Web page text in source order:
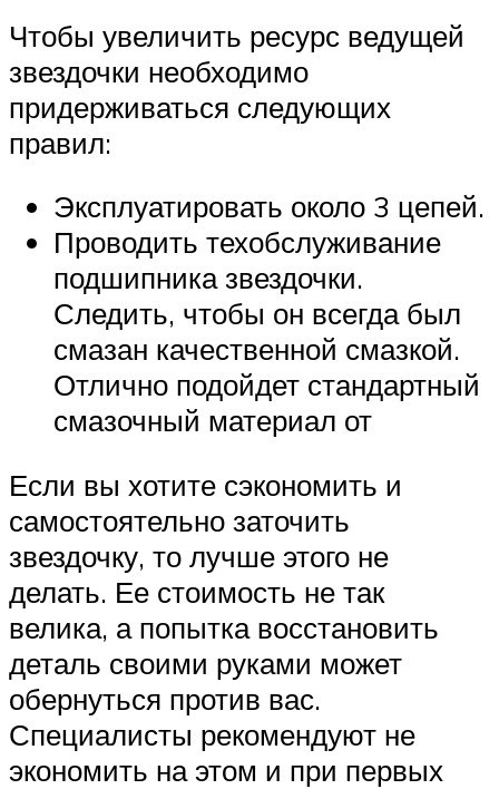
Чтобы увеличить ресурс ведущей
звездочки необходимо
придерживаться следующих
правил:
Эксплуатировать около 3 цепей.
Проводить техобслуживание
подшипника звездочки.
Следить, чтобы он всегда был
смазан качественной смазкой.
Отлично подойдет стандартный
смазочный материал от
Если вы хотите сэкономить и
самостоятельно заточить
звездочку, то лучше этого не
делать. Ее стоимость не так
велика, а попытка восстановить
деталь своими руками может
обернуться против вас.
Специалисты рекомендуют не
экономить на этом и при первых